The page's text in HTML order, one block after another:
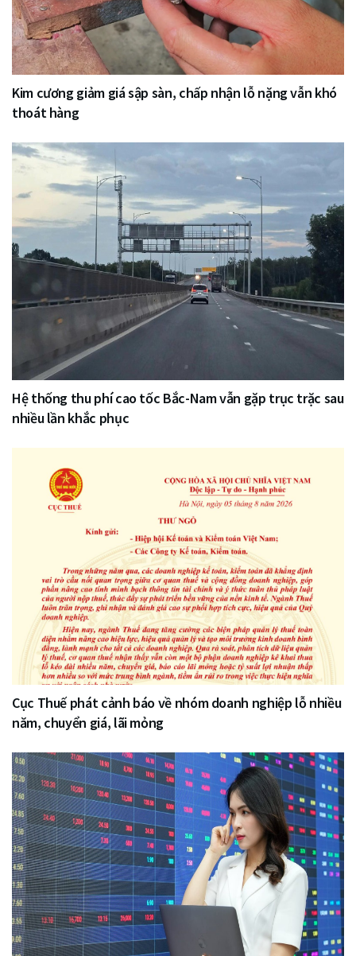
Kim cương giảm giá sập sàn, chấp nhận lỗ nặng vẫn khó
thoát hàng
Hệ thống thu phí cao tốc Bắc-Nam vẫn gặp trục trặc sau
nhiều lần khắc phục
Cục Thuế phát cảnh báo về nhóm doanh nghiệp lỗ nhiều
năm, chuyển giá, lãi mỏng